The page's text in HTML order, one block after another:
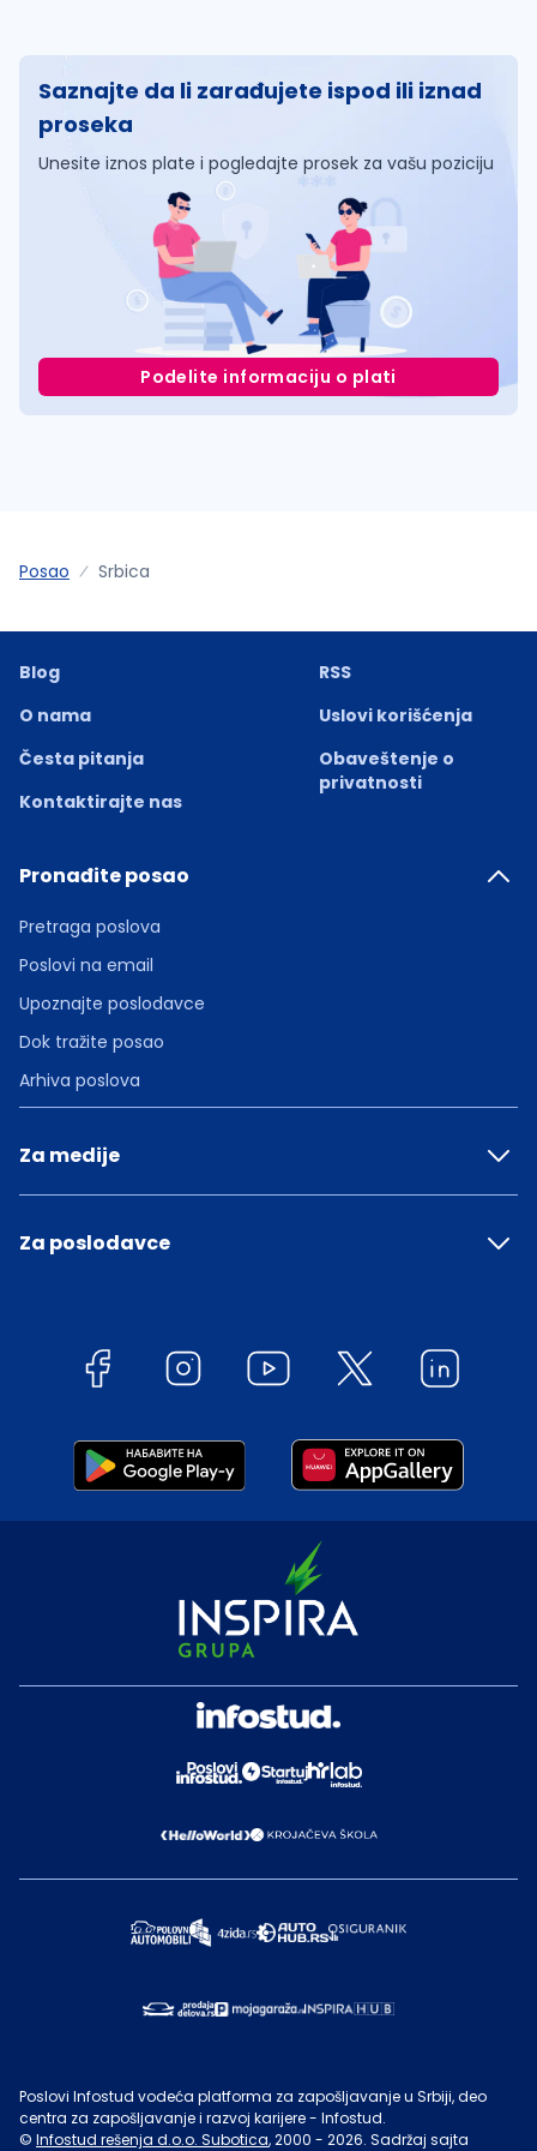
Saznajte da li zarađujete ispod ili iznad
proseka
Unesite iznos plate i pogledajte prosek za vašu poziciju
Podelite informaciju o plati
Posao Srbica
Blog
O nama
Česta pitanja
Kontaktirajte nas
RSS
Uslovi korišćenja
Obaveštenje o
privatnosti
Pronađite posao
Pretraga poslova
Poslovi na email
Upoznajte poslodavce
Dok tražite posao
Arhiva poslova
Za medije
Za poslodavce
Poslovi Infostud vodeća platforma za zapošljavanje u Srbiji, deo
centra za zapošljavanje i razvoj karijere - Infostud.
© Infostud rešenja d.o.o. Subotica, 2000 - 2026. Sadržaj sajta